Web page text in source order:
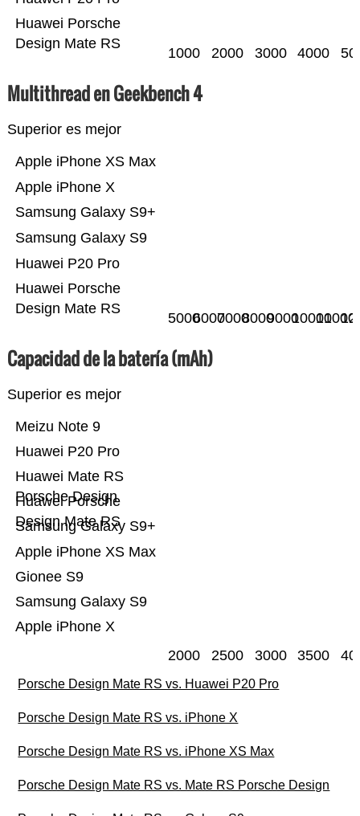
Huawei Porsche
Design Mate RS
1000 2000 3000 4000
Multithread en Geekbench 4
Superior es mejor
Huawei Porsche
Design Mate RS
Huawei P20 Pro
Samsung Galaxy S9
Samsung Galaxy S9+
Apple iPhone X
Apple iPhone XS Max
500060007000800090001000011000
Capacidad de la batería (mAh)
Superior es mejor
Apple iPhone X
Samsung Galaxy S9
Gionee S9
Apple iPhone XS Max
Samsung Galaxy S9+
Huawei Porsche
Design Mate RS
Huawei Mate RS
Porsche Design
Huawei P20 Pro
Meizu Note 9
2000 2500 3000 3500
Porsche Design Mate RS vs. Huawei P20 Pro
Porsche Design Mate RS vs. iPhone X
Porsche Design Mate RS vs. iPhone XS Max
Porsche Design Mate RS vs. Mate RS Porsche Design